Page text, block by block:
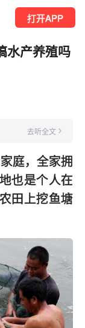
打开APP
水产养殖吗
去听全文
庭，全家拥
也是个人在
田上挖鱼塘